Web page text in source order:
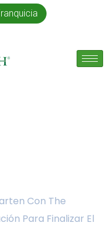
Con The
Para Finalizar El